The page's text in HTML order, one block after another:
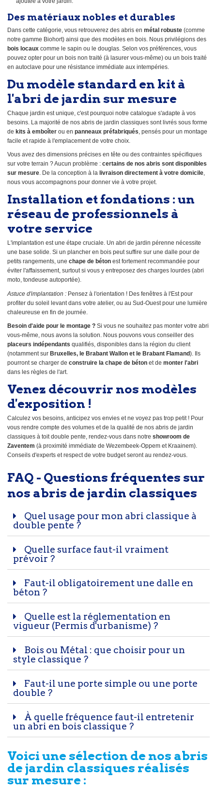
Des matériaux nobles et durables
Dans cette catégorie, vous retrouverez des abris en métal robuste (comme
notre gamme Biohort) ainsi que des modèles en bois. Nous privilégions des
bois locaux comme le sapin ou le douglas. Selon vos préférences, vous
pouvez opter pour un bois non traité (à lasurer vous-même) ou un bois traité
en autoclave pour une résistance immédiate aux intempéries.
Du modèle standard en kit à
l'abri de jardin sur mesure
Chaque jardin est unique, c'est pourquoi notre catalogue s'adapte à vos
besoins. La majorité de nos abris de jardin classiques sont livrés sous forme
de kits à emboîter ou en panneaux préfabriqués , pensés pour un montage
facile et rapide à l'emplacement de votre choix.
Vous avez des dimensions précises en tête ou des contraintes spécifiques
sur votre terrain ? Aucun problème : certains de nos abris sont disponibles
sur mesure. De la conception à la livraison directement à votre domicile,
nous vous accompagnons pour donner vie à votre projet.
Installation et fondations : un
réseau de professionnels à
votre service
L'implantation est une étape cruciale. Un abri de jardin pérenne nécessite
une base solide. Si un plancher en bois peut suffire sur une dalle pour de
petits rangements, une chape de béton est fortement recommandée pour
éviter l'affaissement, surtout si vous y entreposez des charges lourdes (abri
moto, tondeuse autoportée).
Astuce d'implantation : Pensez à l'orientation ! Des fenêtres à l'Est pour
profiter du soleil levant dans votre atelier, ou au Sud-Ouest pour une lumière
chaleureuse en fin de journée.
Besoin d'aide pour le montage ? Si vous ne souhaitez pas monter votre abri
vous-même, nous avons la solution. Nous pouvons vous conseiller des
placeurs indépendants qualifiés, disponibles dans la région du client
(notamment sur Bruxelles, le Brabant Wallon et le Brabant Flamand). Ils
pourront se charger de construire la chape de béton et de monter l'abri
dans les règles de l'art.
Venez découvrir nos modèles
d'exposition !
Calculez vos besoins, anticipez vos envies et ne voyez pas trop petit ! Pour
vous rendre compte des volumes et de la qualité de nos abris de jardin
classiques à toit double pente, rendez-vous dans notre showroom de
Zaventem (à proximité immédiate de Wezembeek-Oppem et Kraainem).
Conseils d'experts et respect de votre budget seront au rendez-vous.
FAQ - Questions fréquentes sur
nos abris de jardin classiques
Quel usage pour mon abri classique à
double pente ?
Quelle surface faut-il vraiment
prévoir ?
Faut-il obligatoirement une dalle en
béton ?
Quelle est la réglementation en
vigueur (Permis d'urbanisme) ?
Bois ou Métal : que choisir pour un
style classique ?
Faut-il une porte simple ou une porte
double ?
À quelle fréquence faut-il entretenir
un abri en bois classique ?
Voici une sélection de nos abris
de jardin classiques réalisés
sur mesure :